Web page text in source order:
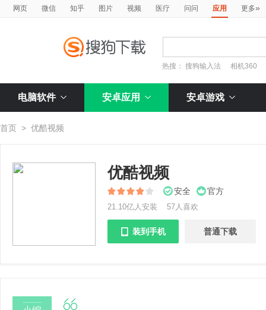
网页 微信 知乎 图片 视频 医疗 问问 应用 更多»
热搜：搜狗输入法 相机360
电脑软件 安卓应用 安卓游戏
首页 > 优酷视频
优酷视频
安全 官方
21.10亿人安装 57人喜欢
 装到手机 普通下载
